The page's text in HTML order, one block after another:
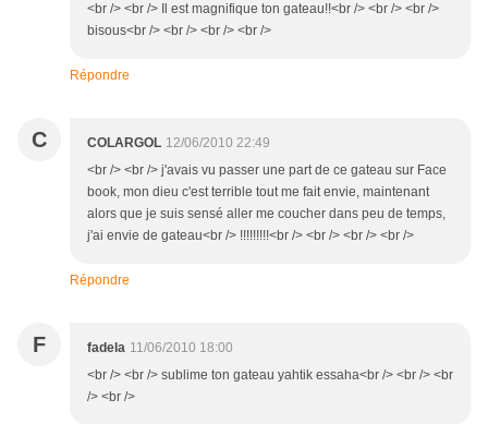
<br /> <br /> Il est magnifique ton gateau!!<br /> <br /> <br />
bisous<br /> <br /> <br /> <br />
Répondre
C COLARGOL 12/06/2010 22:49
<br /> <br /> j'avais vu passer une part de ce gateau sur Face
book, mon dieu c'est terrible tout me fait envie, maintenant
alors que je suis sensé aller me coucher dans peu de temps,
j'ai envie de gateau<br /> !!!!!!!!!<br /> <br /> <br /> <br />
Répondre
F fadela 11/06/2010 18:00
<br /> <br /> sublime ton gateau yahtik essaha<br /> <br /> <br
/> <br />